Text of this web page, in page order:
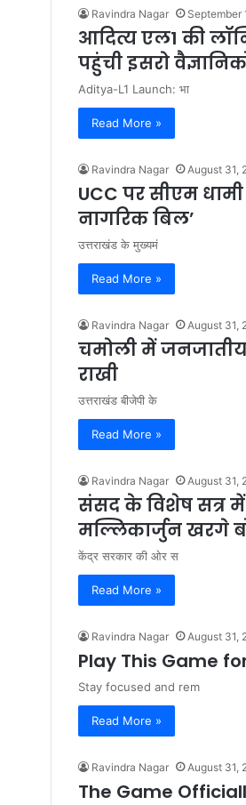
Ravindra Nagar September
आदित्य एल1 की
पहुंची इसरो
Aditya-L1 Launch: भा
Read More »
Ravindra Nagar August 31,
UCC पर सीएम
नागरिक बिल’
उत्तराखंड के मुख्यमं
Read More »
Ravindra Nagar August 31,
चमोली में जनजातीय
राखी
उत्तराखंड बीजेपी के
Read More »
Ravindra Nagar August 31,
संसद के विशेष सत्र
मल्लिकार्जुन खरगे
केंद्र सरकार की ओर स
Read More »
Ravindra Nagar August 31,
Play This Game
Stay focused and rem
Read More »
Ravindra Nagar August 31,
The Game